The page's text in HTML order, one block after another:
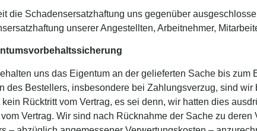
die Schadensersatzhaftung uns gegenüber
unserer Angestellten, Arbeitnehmer,
uns das Eigentum an der gelieferten Sache bis
des Bestellers, insbesondere bei Zahlungsverzug, sind
kein Rücktritt vom Vertrag, es sei denn, wir hatten dies
vom Vertrag. Wir sind nach Rücknahme der Sache zu